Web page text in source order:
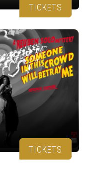
TICKETS
TICKETS